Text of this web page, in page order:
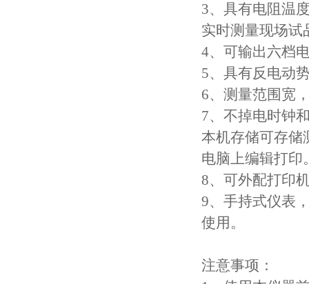
3、具有电阻温
实时测量现场试
4、可输出六档
5、具有反电动
6、测量范围宽
7、不掉电时钟
本机存储可存储
电脑上编辑打印
8、可外配打印
9、手持式仪表
使用。
注意事项：